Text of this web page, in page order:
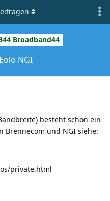
Broadband44
NGI
besteht schon ein
Brennecom und NGI siehe:
private.html